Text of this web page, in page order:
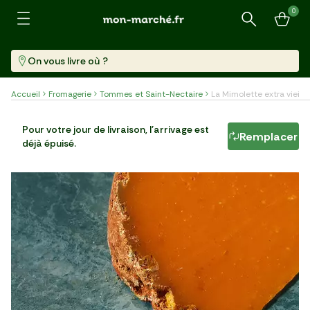
Recherche
0
On vous livre où ?
Accueil Fromagerie Tommes et Saint-Nectaire La Mimolette extra vieille
Pièce (210 G) 33,20 €/kg
Pour votre jour de livraison, l'arrivage est
déjà épuisé.
Remplacer